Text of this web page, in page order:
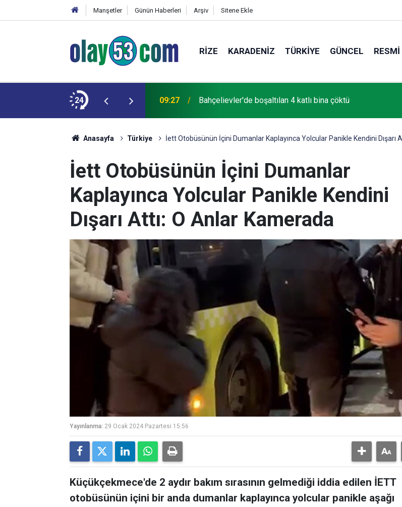
Manşetler Günün Haberleri Arşiv Sitene Ekle
RIZE KARADENIZ TÜRKIYE GÜNCEL
24 09:27 Bahçelievler'de boşaltılan 4 katlı bina çöktü
Anasayfa Türkiye İett Otobüsünün İçini Dumanlar Kaplayınca Yolcular Panikle Kendini Dışarı
İett Otobüsünün İçini Dumanlar
Kaplayınca Yolcular Panikle Kendini
Dışarı Attı: O Anlar Kamerada
Yayınlanma: 29 Ocak 2024 Pazartesi 15:56
Küçükçekmece'de 2 aydır bakım sırasının gelmediği iddia edilen İETT
otobüsünün içini bir anda dumanlar kaplayınca yolcular panikle aşağı